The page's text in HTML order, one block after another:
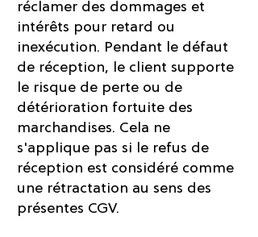
réclamer des dommages et
intérêts pour retard ou
inexécution. Pendant le défaut
de réception, le client supporte
le risque de perte ou de
détérioration fortuite des
marchandises. Cela ne
s'applique pas si le refus de
réception est considéré comme
une rétractation au sens des
présentes CGV.